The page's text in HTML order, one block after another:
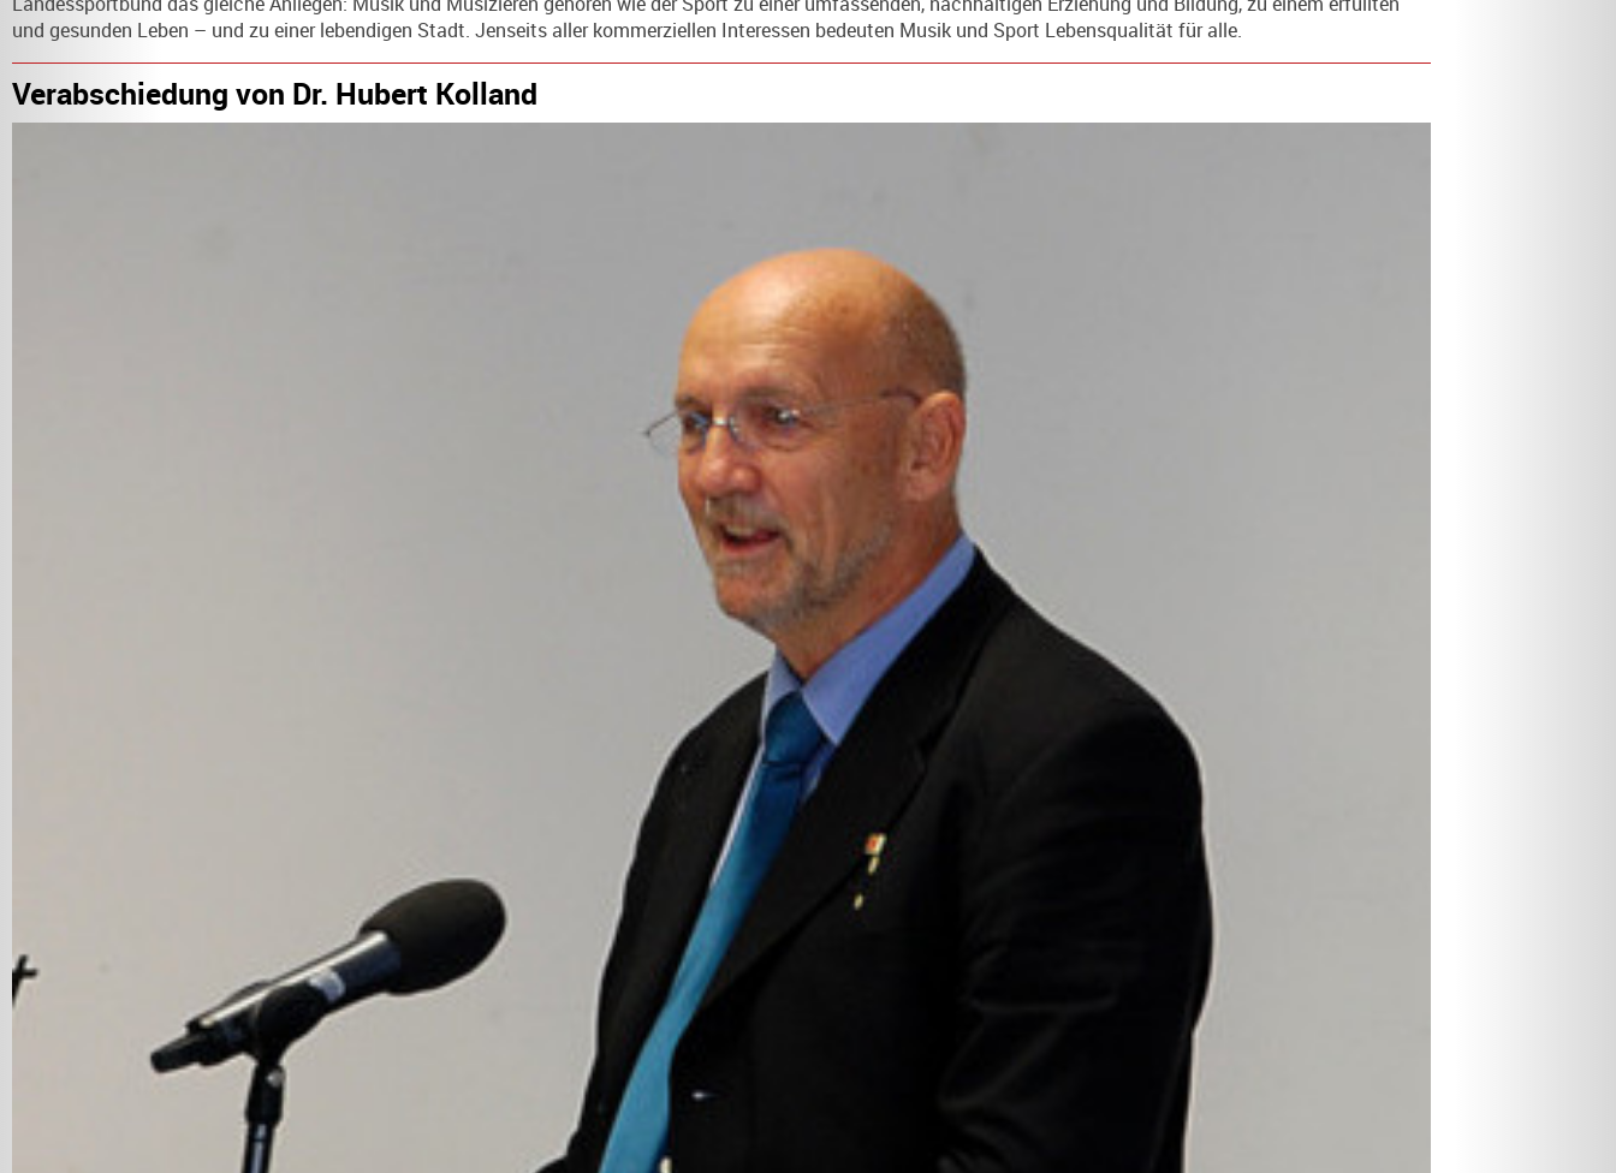
und gesunden Leben – und zu einer lebendigen Stadt. Jenseits aller kommerziellen Interessen bedeuten Musik und Sport Lebensqualität für alle.
Verabschiedung von Dr. Hubert Kolland